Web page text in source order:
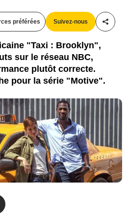
préférées Suivez-nous
"Taxi : Brooklyn",
sur le réseau NBC,
plutôt correcte.
pour la série "Motive".
TELEVISION/TF1